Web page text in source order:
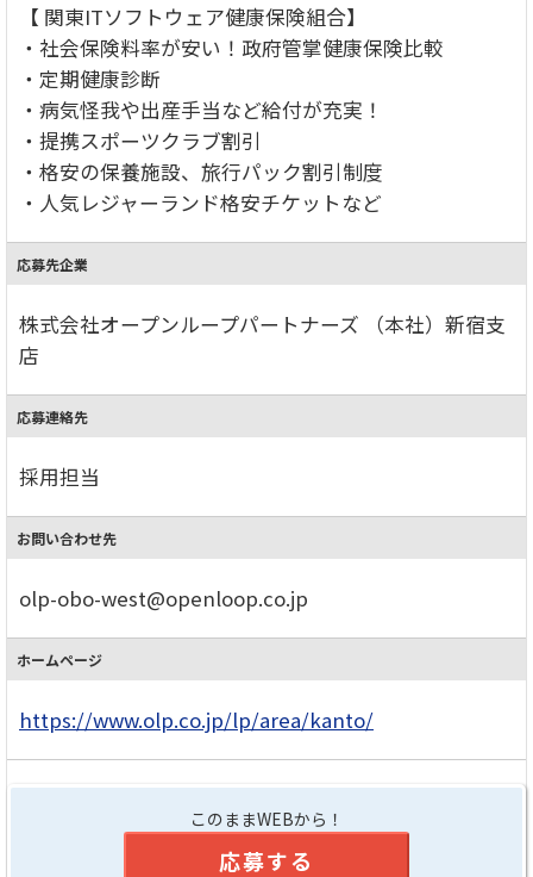
【 関東ITソフトウェア健康保険組合】
・社会保険料率が安い！政府管掌健康保険比較
・定期健康診断
・病気怪我や出産手当など給付が充実！
・提携スポーツクラブ割引
・格安の保養施設、旅行パック割引制度
・人気レジャーランド格安チケットなど
応募先企業
株式会社オープンループパートナーズ （本社）新宿支
店
応募連絡先
採用担当
お問い合わせ先
olp-obo-west@openloop.co.jp
ホームページ
https://www.olp.co.jp/lp/area/kanto/
このままWEBから！
応募する